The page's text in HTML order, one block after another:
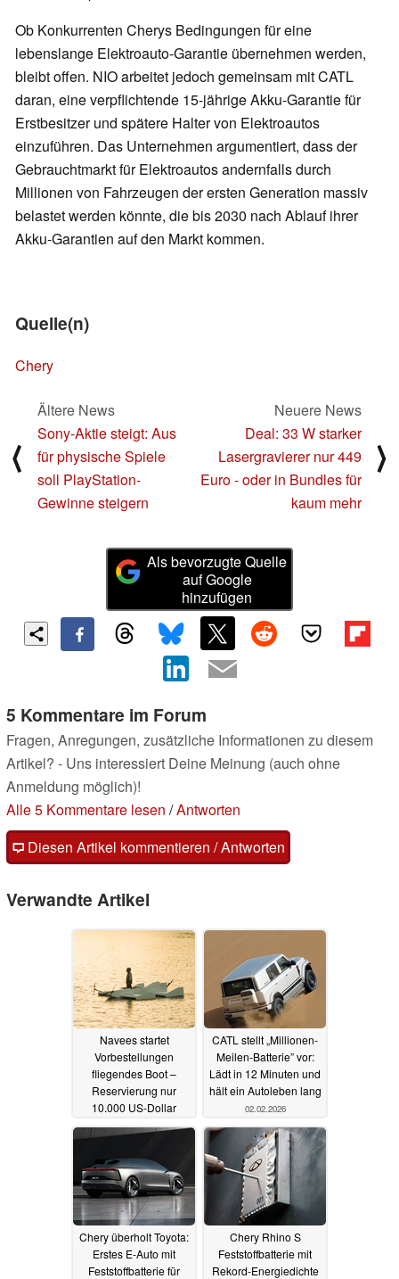
Ob Konkurrenten Cherys Bedingungen für eine
lebenslange Elektroauto-Garantie übernehmen werden,
bleibt offen. NIO arbeitet jedoch gemeinsam mit CATL
daran, eine verpflichtende 15-jährige Akku-Garantie für
Erstbesitzer und spätere Halter von Elektroautos
einzuführen. Das Unternehmen argumentiert, dass der
Gebrauchtmarkt für Elektroautos andernfalls durch
Millionen von Fahrzeugen der ersten Generation massiv
belastet werden könnte, die bis 2030 nach Ablauf ihrer
Akku-Garantien auf den Markt kommen.
Quelle(n)
Chery
⟨
Ältere News
Sony-Aktie steigt: Aus
für physische Spiele
soll PlayStation-
Gewinne steigern
Neuere News
Deal: 33 W starker
Lasergravierer nur 449
Euro - oder in Bundles für
kaum mehr
⟩
Als bevorzugte Quelle
auf Google
hinzufügen
5 Kommentare im Forum
Fragen, Anregungen, zusätzliche Informationen zu diesem
Artikel? - Uns interessiert Deine Meinung (auch ohne
Anmeldung möglich)!
Alle 5 Kommentare lesen /Antworten
Diesen Artikel kommentieren / Antworten
Verwandte Artikel
Navees startet
Vorbestellungen
fliegendes Boot –
Reservierung nur
10.000 US-Dollar
04.07.2026
CATL stellt „Millionen-
Meilen-Batterie” vor:
Lädt in 12 Minuten und
hält ein Autoleben lang
02.02.2026
Chery überholt Toyota:
Erstes E-Auto mit
Feststoffbatterie für
Chery Rhino S
Feststoffbatterie mit
Rekord-Energiedichte